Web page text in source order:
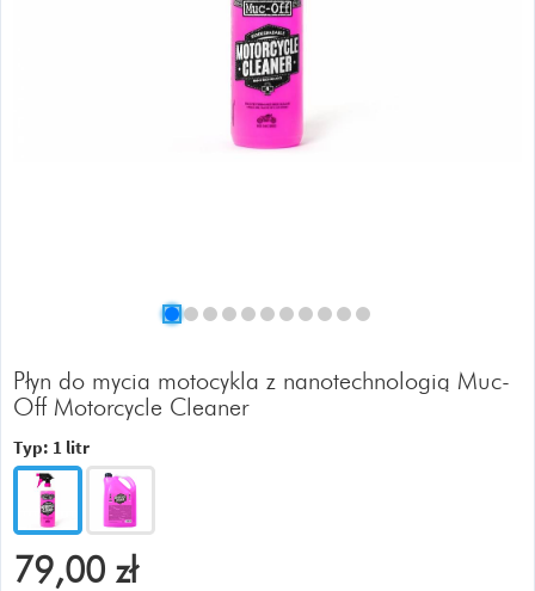
Płyn do mycia motocykla z nanotechnologią Muc-
Off Motorcycle Cleaner
Typ: 1 litr
79,00 zł